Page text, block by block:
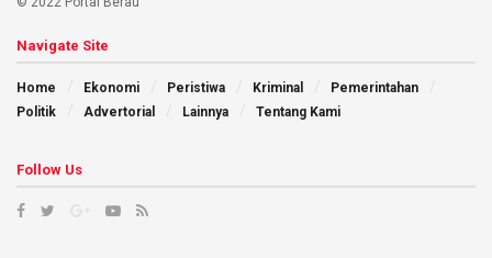
Navigate Site
Home Ekonomi Peristiwa Kriminal
Pemerintahan
Politik
Advertorial Lainnya Tentang Kami
Follow Us